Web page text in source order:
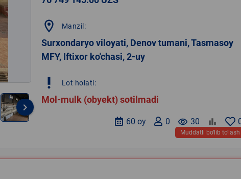
keyboard_arrow_right
location_on Manzil:
Surxondaryo viloyati, Denov tumani, Tasmasoy
MFY, Iftixor ko'chasi, 2-uy
priority_high Lot holati:
Mol-mulk (obyekt) sotilmadi
remove_red_eye 30
0
60 oy
Muddatli bo‘lib to‘lash